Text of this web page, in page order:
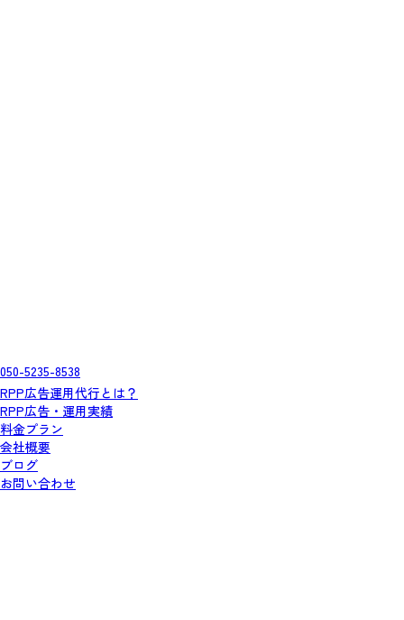
050-5235-8538
RPP広告運用代行とは？
RPP広告・運用実績
料金プラン
会社概要
ブログ
お問い合わせ